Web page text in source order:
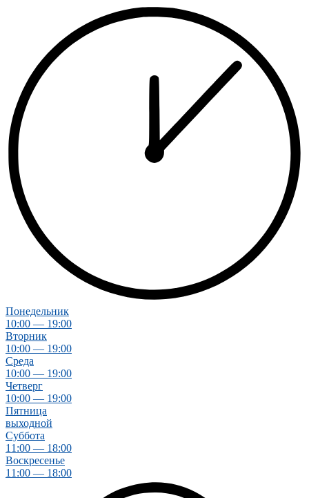
Понедельник
10:00 — 19:00
Вторник
10:00 — 19:00
Среда
10:00 — 19:00
Четверг
10:00 — 19:00
Пятница
выходной
Суббота
11:00 — 18:00
Воскресенье
11:00 — 18:00